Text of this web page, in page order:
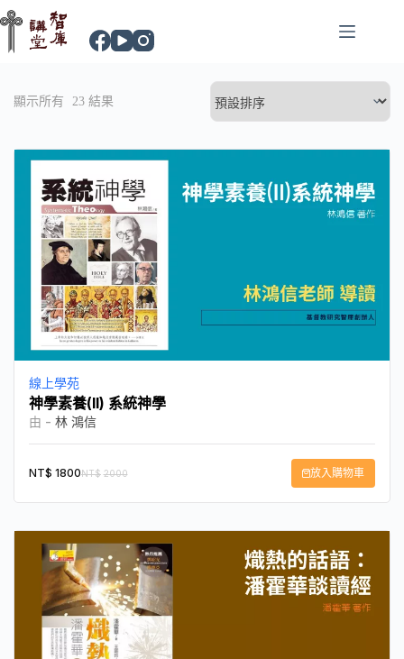
顯示所有 23 結果
線上學苑
神學素養(II) 系統神學
由 - 林 鴻信
NT$ 2000
NT$ 1800 放入購物車